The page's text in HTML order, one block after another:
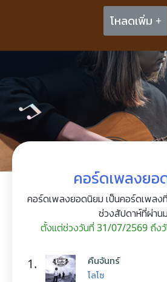
โหลดเพิ่ม +
คอร์ดเพลงยอ
คอร์ดเพลงยอดนิยม เป็นคอร์ดเพลง
ช่วงสัปดาห์ที่ผ่าน
ตั้งแต่ช่วงวันที่ 31/07/2569 ถึง
1. คืนจันทร์
โลโซ